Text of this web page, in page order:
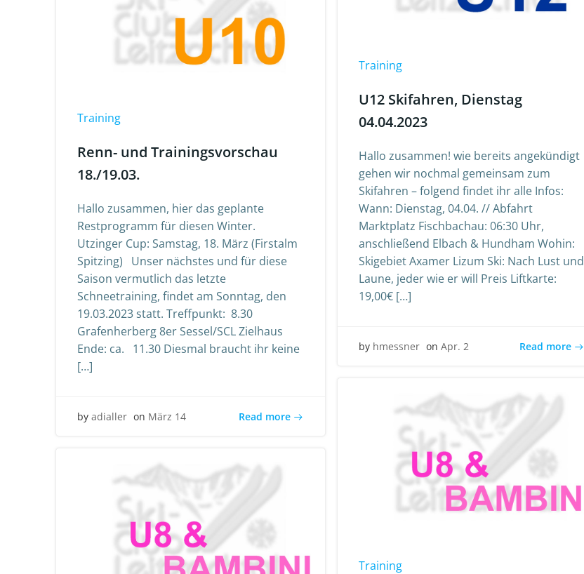
Training
U12 Skifahren, Dienstag
04.04.2023
Hallo zusammen! wie bereits angekündigt
gehen wir nochmal gemeinsam zum
Skifahren – folgend findet ihr alle Infos:
Wann: Dienstag, 04.04. // Abfahrt
Marktplatz Fischbachau: 06:30 Uhr,
anschließend Elbach & Hundham Wohin:
Skigebiet Axamer Lizum Ski: Nach Lust und
Laune, jeder wie er will Preis Liftkarte:
19,00€ […]
by hmessner on Apr. 2 Read more
Training
Renn- und Trainingsvorschau
18./19.03.
Hallo zusammen, hier das geplante
Restprogramm für diesen Winter.
Utzinger Cup: Samstag, 18. März (Firstalm
Spitzing) Unser nächstes und für diese
Saison vermutlich das letzte
Schneetraining, findet am Sonntag, den
19.03.2023 statt. Treffpunkt: 8.30
Grafenherberg 8er Sessel/SCL Zielhaus
Ende: ca. 11.30 Diesmal braucht ihr keine
[…]
by adialler on März 14 Read more
Training